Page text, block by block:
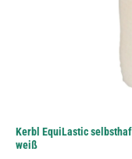
Kerbl EquiLastic
weiß